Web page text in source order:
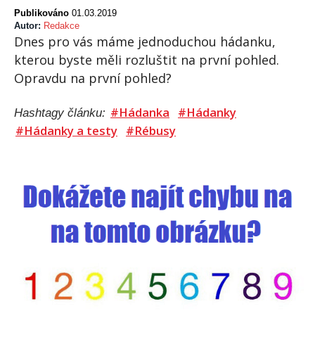
Publikováno 01.03.2019
Autor: Redakce
Dnes pro vás máme jednoduchou hádanku,
kterou byste měli rozluštit na první pohled.
Opravdu na první pohled?
Hashtagy článku: #Hádanka
#Hádanky
#Hádanky a testy #Rébusy